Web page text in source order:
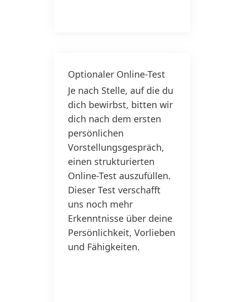
Optionaler Online-Test
Je nach Stelle, auf die du
dich bewirbst, bitten wir
dich nach dem ersten
persönlichen
Vorstellungsgespräch,
einen strukturierten
Online-Test auszufüllen.
Dieser Test verschafft
uns noch mehr
Erkenntnisse über deine
Persönlichkeit, Vorlieben
und Fähigkeiten.